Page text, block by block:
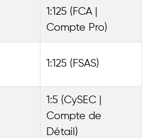
1:125 (FCA |
Compte Pro)
1:125 (FSAS)
1:5 (CySEC |
Compte de
Détail)